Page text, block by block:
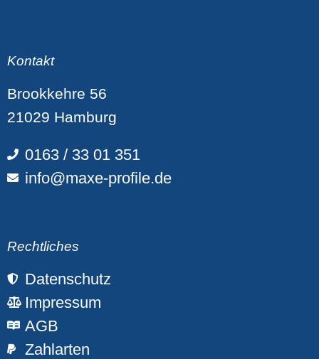
Kontakt
Brookkehre 56
21029 Hamburg
0163 / 33 01 351
info@maxe-profile.de
Rechtliches
Datenschutz
Impressum
AGB
Zahlarten